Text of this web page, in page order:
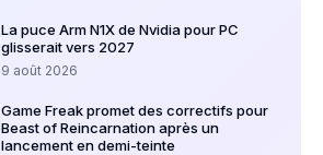
La puce Arm N1X de Nvidia pour PC
glisserait vers 2027
9 août 2026
Game Freak promet des correctifs pour
Beast of Reincarnation après un
lancement en demi-teinte